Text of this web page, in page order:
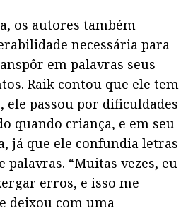
os autores também
necessária para
em palavras seus
Raik contou que ele tem
ele passou por dificuldades
quando criança, e em seu
já que ele confundia letras
palavras. “Muitas vezes, eu
erros, e isso me
deixou com uma